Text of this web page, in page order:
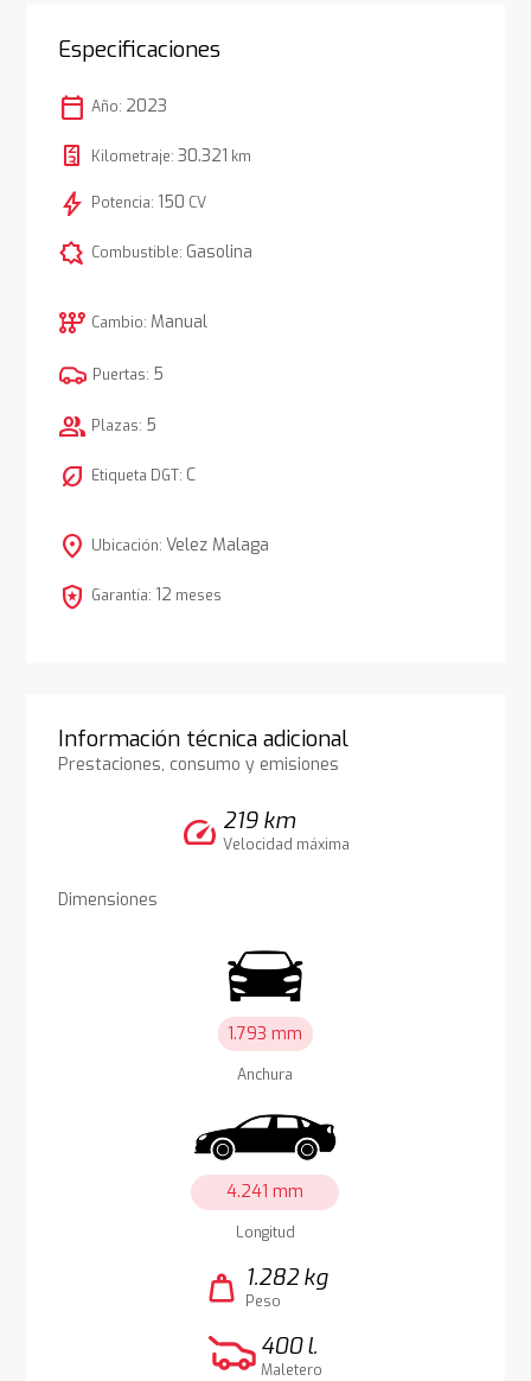
Especificaciones
calendar_today Año: 2023
Kilometraje: 30.321 km
bolt Potencia: 150 CV
comic_bubble Combustible: Gasolina
auto_transmission Cambio: Manual
Puertas: 5
group Plazas: 5
nest_eco_leaf Etiqueta DGT: C
location_on Ubicación: Velez Malaga
local_police Garantía: 12 meses
Información técnica adicional
Prestaciones, consumo y emisiones
speed 219 km
Velocidad máxima
Dimensiones
1.793 mm
Anchura
4.241 mm
Longitud
weight 1.282 kg
Peso
400 l.
Maletero